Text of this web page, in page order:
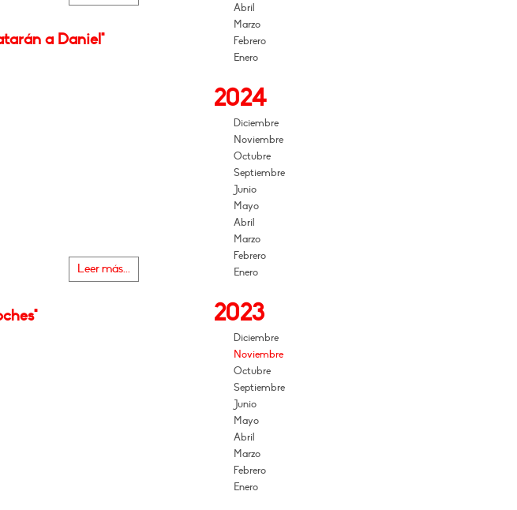
a Daniel"
Leer más...
Abril
Marzo
Febrero
Enero
2024
Diciembre
Noviembre
Octubre
Septiembre
Junio
Mayo
Abril
Marzo
Febrero
Enero
2023
Diciembre
Noviembre
Octubre
Septiembre
Junio
Mayo
Abril
Marzo
Febrero
Enero